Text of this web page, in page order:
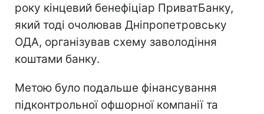
року кінцевий бенефіціар ПриватБанку,
який тоді очолював Дніпропетровську
ОДА, організував схему заволодіння
коштами банку.
Метою було подальше фінансування
підконтрольної офшорної компанії та